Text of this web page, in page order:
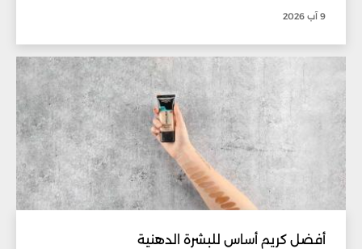
9 آب 2026
أفضل كريم أساس للبشرة الدهنية